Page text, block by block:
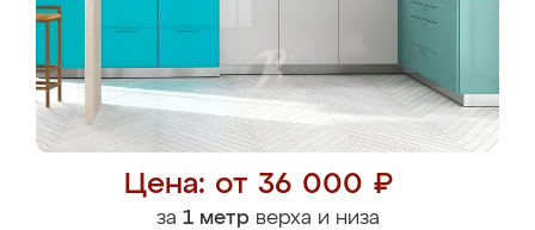
Цена: от 36 000 ₽
за 1 метрверха и низа